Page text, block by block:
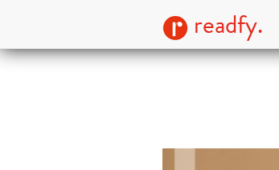
readfy.